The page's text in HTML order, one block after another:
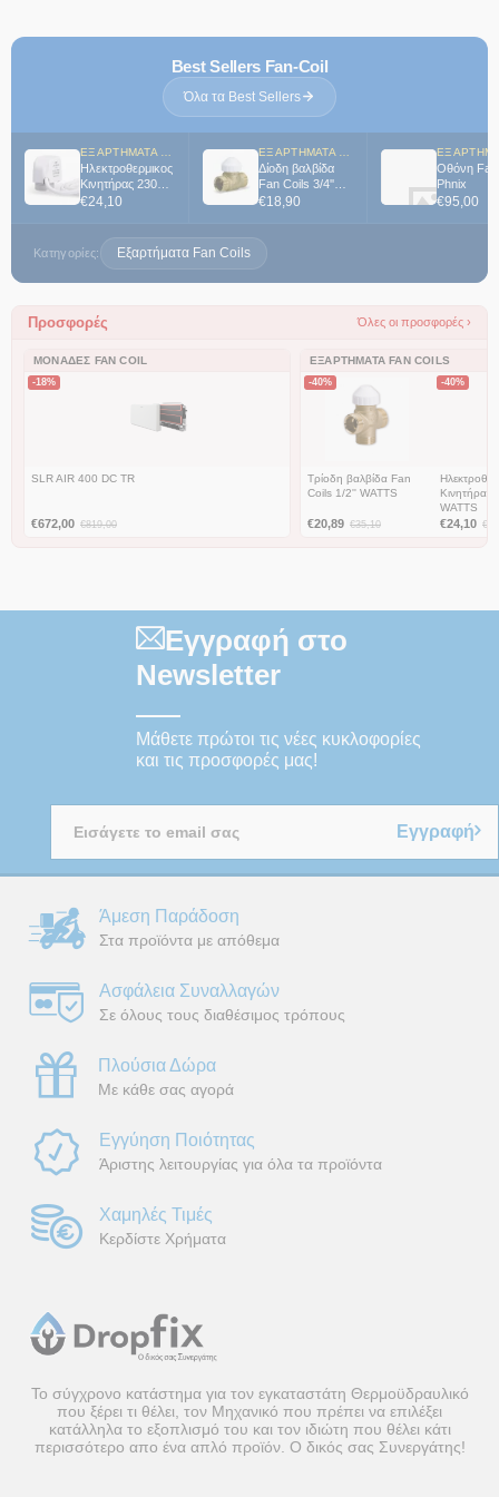
Best Sellers Fan-Coil
Όλα τα Best Sellers
Ηλεκτροθερμικος
Κινητήρας 230V/
NC WATTS
€24,10
Δίοδη βαλβίδα
Fan Coils 3/4''
WATTS
€18,90
Οθόνη Fan
Phnix
€95,00
Κατηγορίες: Εξαρτήματα Fan Coils
Προσφορές Όλες οι προσφορές ›
ΜΟΝΆΔΕΣ FAN COIL
-18%
SLR AIR 400 DC TR
€672,00 €819,00
ΕΞΑΡΤΉΜΑΤΑ FAN COILS
-40%
Τρίοδη βαλβίδα Fan
Coils 1/2'' WATTS
€20,89 €35,10
-40%
Κινητήρας
WATTS
€24,10 €
Εγγραφή στο
Newsletter
Μάθετε πρώτοι τις νέες κυκλοφορίες
και τις προσφορές μας!
Εγγραφή
Άμεση Παράδοση
Στα προϊόντα με απόθεμα
Ασφάλεια Συναλλαγών
Σε όλους τους διαθέσιμος τρόπους
Πλούσια Δώρα
Με κάθε σας αγορά
Εγγύηση Ποιότητας
Άριστης λειτουργίας για όλα τα προϊόντα
Χαμηλές Τιμές
Κερδίστε Χρήματα
Το σύγχρονο κατάστημα για τον εγκαταστάτη Θερμοϋδραυλικό
που ξέρει τι θέλει, τον Μηχανικό που πρέπει να επιλέξει
κατάλληλα το εξοπλισμό του και τον ιδιώτη που θέλει κάτι
περισσότερο απο ένα απλό προϊόν. Ο δικός σας Συνεργάτης!